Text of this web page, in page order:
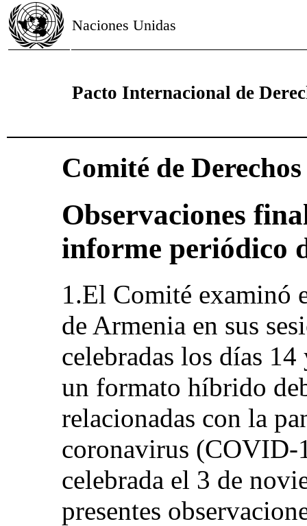
Naciones Unidas
Pacto Internacional de
Comité de
Observaciones
informe periódico
1.El Comité examinó
de Armenia en sus
celebradas los días
un formato híbrido
relacionadas con la
coronavirus (COVID-
celebrada el 3 de
presentes